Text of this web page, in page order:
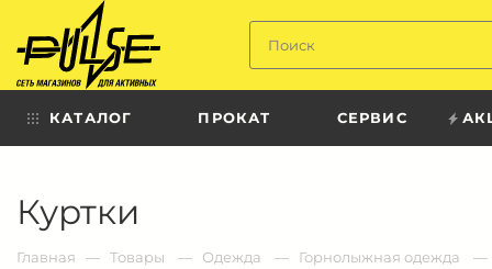
КАТАЛОГ ПРОКАТ СЕРВИС
Куртки
пульс:
сеть
для
Главная Товары Одежда Горнолыжная одежда